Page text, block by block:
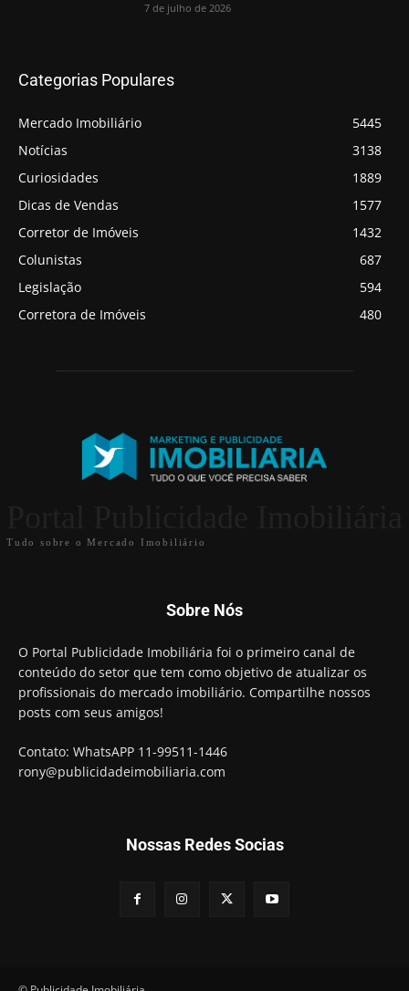
7 de julho de 2026
Categorias Populares
Mercado Imobiliário
5445
Notícias
3138
Curiosidades
1889
Dicas de Vendas
1577
Corretor de Imóveis
1432
Colunistas
687
Legislação
594
Corretora de Imóveis
480
Tudo sobre o Mercado Imobiliário
Sobre Nós
O Portal Publicidade Imobiliária foi o primeiro canal de
conteúdo do setor que tem como objetivo de atualizar os
profissionais do mercado imobiliário. Compartilhe nossos
posts com seus amigos!
Contato: WhatsAPP 11-99511-1446
rony@publicidadeimobiliaria.com
Nossas Redes Socias